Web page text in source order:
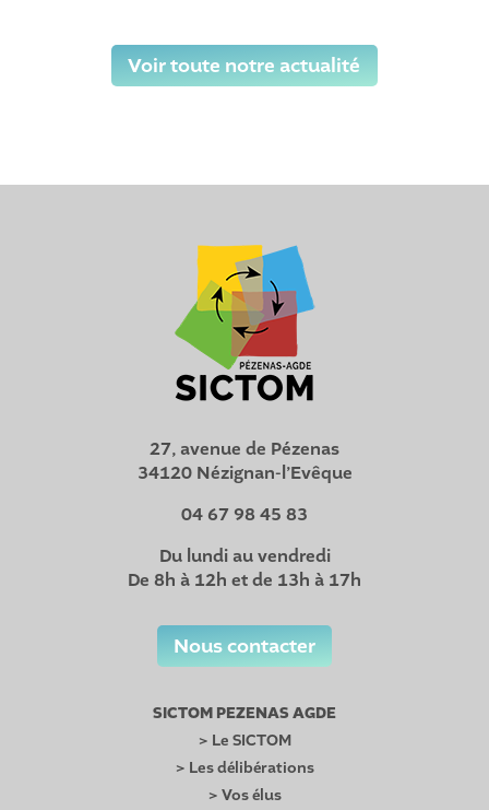
Voir toute notre actualité
27, avenue de Pézenas
34120 Nézignan-l’Evêque
04 67 98 45 83
Du lundi au vendredi
De 8h à 12h et de 13h à 17h
Nous contacter
SICTOM PEZENAS AGDE
> Le SICTOM
> Les délibérations
> Vos élus